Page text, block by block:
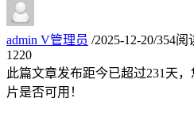
admin V管理员 /2025-12-20/354阅
1220
此篇文章发布距今已超过231 天，
片是否可用！